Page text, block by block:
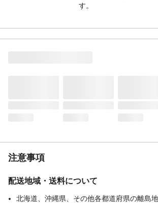
す。
注意事項
配送地域・送料について
北海道、沖縄県、その他各都道府県の離島